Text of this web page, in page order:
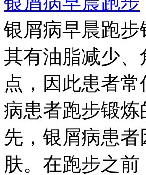
银屑病早晨跑
其有油脂减少
点，因此患者
病患者跑步锻
先，银屑病患
肤。在跑步之